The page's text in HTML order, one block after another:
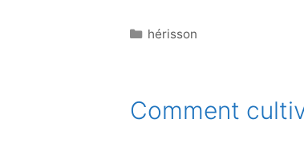
Catégories
hérisson
Comment